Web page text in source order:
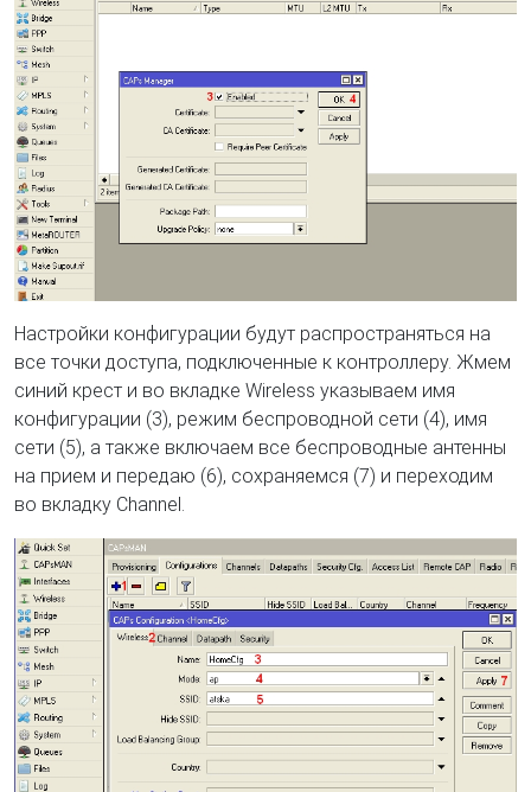
Настройки конфигурации будут распространяться на
все точки доступа, подключенные к контроллеру. Жмем
синий крест и во вкладке Wireless указываем имя
конфигурации (3), режим беспроводной сети (4), имя
сети (5), а также включаем все беспроводные антенны
на прием и передаю (6), сохраняемся (7) и переходим
во вкладку Channel.